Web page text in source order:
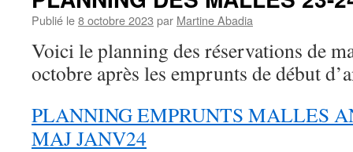
Publié le8 octobre 2023 par Martine Abadia
Voici le planning des réservations de
octobre après les emprunts de début
PLANNING EMPRUNTS MALLES
MAJ JANV24